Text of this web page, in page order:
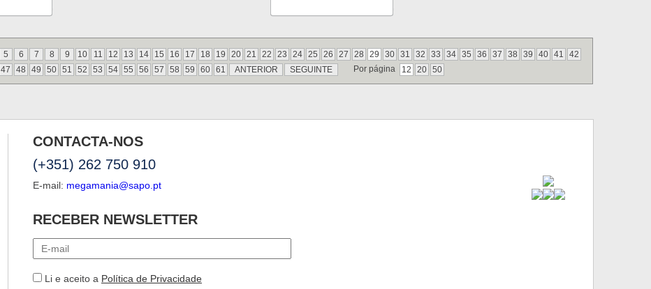
5 6 7 8 9 10 11 12 13 14 15 16 17 18 19 20 21 22 23 24 25 26 27 28 29 30 31 32 33 34 35 36 37 38 39 40 41
42
47 48 49 50 51 52 53 54 55 56 57 58 59 60 61 ANTERIOR SEGUINTE Por página 12 20 50
CONTACTA-NOS
(+351) 262 750 910
E-mail: megamania@sapo.pt
RECEBER NEWSLETTER
Li e aceito a Política de Privacidade